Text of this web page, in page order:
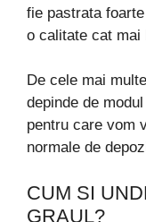
fie pastrata
o calitate cat mai
De cele mai
depinde de
pentru care vom
normale de
CUM SI
GRAUL?